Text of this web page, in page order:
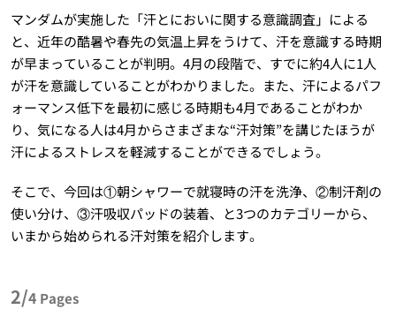
マンダムが実施した「汗とにおいに関する意識調査」による
と、近年の酷暑や春先の気温上昇をうけて、汗を意識する時期
が早まっていることが判明。4月の段階で、すでに約4人に1人
が汗を意識していることがわかりました。また、汗によるパフ
ォーマンス低下を最初に感じる時期も4月であることがわか
り、気になる人は4月からさまざまな“汗対策”を講じたほうが
汗によるストレスを軽減することができるでしょう。
そこで、今回は①朝シャワーで就寝時の汗を洗浄、②制汗剤の
使い分け、③汗吸収パッドの装着、と3つのカテゴリーから、
いまから始められる汗対策を紹介します。
2/4 Pages